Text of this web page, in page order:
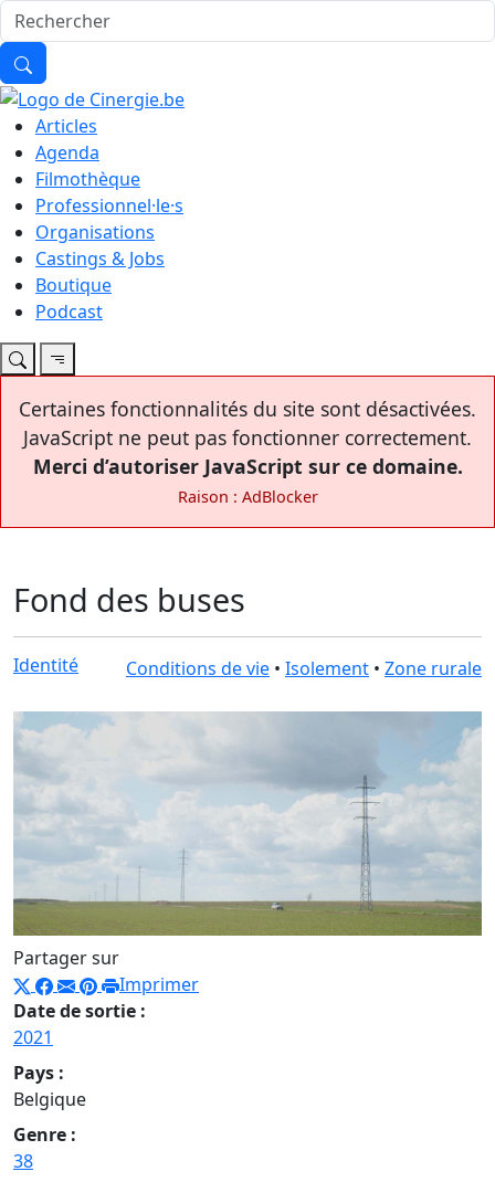
Articles
Agenda
Filmothèque
Professionnel·le·s
Organisations
Castings & Jobs
Boutique
Podcast
Certaines fonctionnalités du site sont désactivées.
JavaScript ne peut pas fonctionner correctement.
Merci d’autoriser JavaScript sur ce domaine.
Raison : AdBlocker
Fond des buses
Identité Conditions de vie • Isolement • Zone rurale
Partager sur
Imprimer
Date de sortie :
2021
Pays :
Belgique
Genre :
38